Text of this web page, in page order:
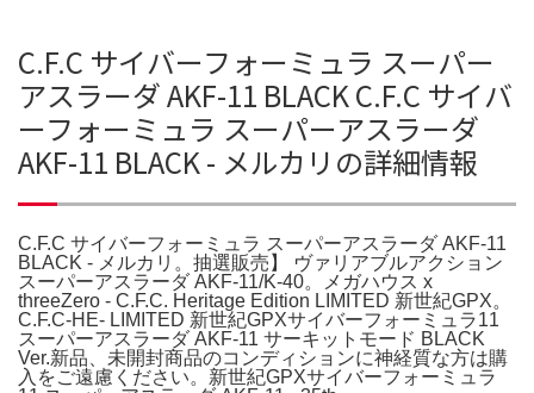
C.F.C サイバーフォーミュラ スーパー
アスラーダ AKF-11 BLACK C.F.C サイバ
ーフォーミュラ スーパーアスラーダ
AKF-11 BLACK - メルカリの詳細情報
C.F.C サイバーフォーミュラ スーパーアスラーダ AKF-11
BLACK - メルカリ。抽選販売】 ヴァリアブルアクション
スーパーアスラーダ AKF-11/K-40。メガハウス x
threeZero - C.F.C. Heritage Edition LIMITED 新世紀GPX。
C.F.C-HE- LIMITED 新世紀GPXサイバーフォーミュラ11
スーパーアスラーダ AKF-11 サーキットモード BLACK
Ver.新品、未開封商品のコンディションに神経質な方は購
入をご遠慮ください。新世紀GPXサイバーフォーミュラ